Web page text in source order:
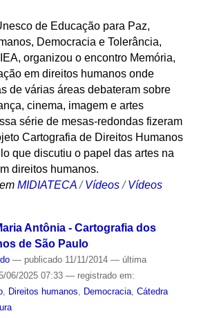
de Educação para Paz,
Democracia e Tolerância,
organizou o encontro Memória,
em direitos humanos onde
de várias áreas debateram sobre
cinema, imagem e artes
série de mesas-redondas fizeram
Cartografia de Direitos Humanos
que discutiu o papel das artes na
direitos humanos.
MIDIATECA /Vídeos /Vídeos
Antônia - Cartografia dos
de São Paulo
— publicado11/11/2014 — última
06/2025 07:33 — registrado em:
, Direitos humanos Democracia, Cátedra